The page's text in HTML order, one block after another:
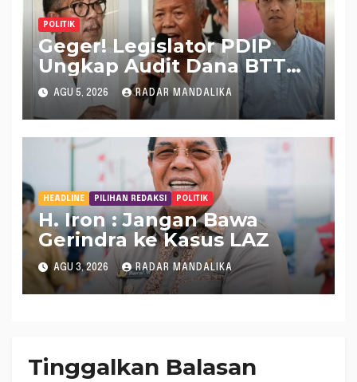
POLITIK
Geger! Legislator PDIP
Ungkap Audit Dana BTT
Rp 484 Miliar di APBD NTB
2025 Tak Muncul di LHP
BPK
AGU 5, 2026 RADAR MANDALIKA
HEADLINE PILIHAN REDAKSI POLITIK
H. Iron : Jangan Bawa
Gerindra ke Kasus LAZ
AGU 3, 2026 RADAR MANDALIKA
Tinggalkan Balasan